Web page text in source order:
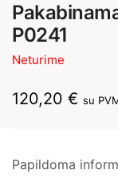
P0241
Neturime
120,20 € su
Papildoma